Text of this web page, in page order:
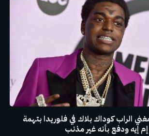
الراب كوداك بلاك في فلوريدا بتهمة
إيه ودفع بأنه غير مذنب